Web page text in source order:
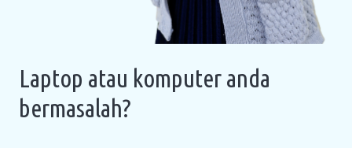
Laptop atau komputer anda
bermasalah?